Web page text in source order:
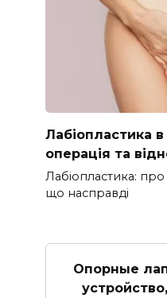
Лабіопластика в
операція та
Лабіопластика:
що насправді
Опорные